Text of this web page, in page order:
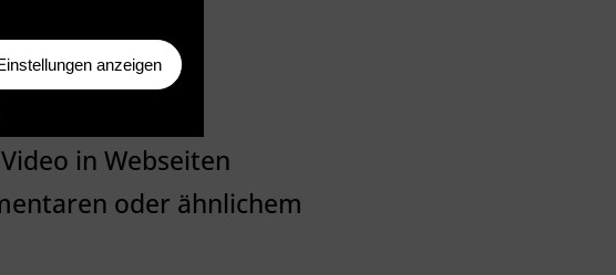
anzeigen
in Webseiten
oder ähnlichem